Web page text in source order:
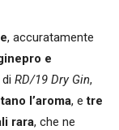
, accuratamente
e
di RD/19 Dry Gin,
l’aroma, etre
rara, che ne